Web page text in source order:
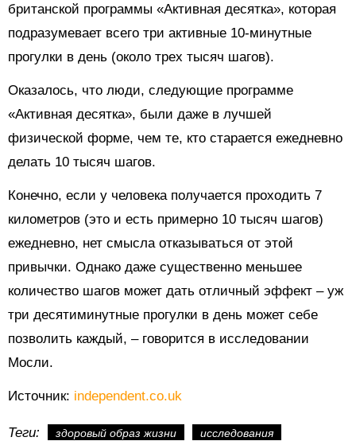
британской программы «Активная десятка», которая
подразумевает всего три активные 10-минутные
прогулки в день (около трех тысяч шагов).
Оказалось, что люди, следующие программе
«Активная десятка», были даже в лучшей
физической форме, чем те, кто старается ежедневно
делать 10 тысяч шагов.
Конечно, если у человека получается проходить 7
километров (это и есть примерно 10 тысяч шагов)
ежедневно, нет смысла отказываться от этой
привычки. Однако даже существенно меньшее
количество шагов может дать отличный эффект – уж
три десятиминутные прогулки в день может себе
позволить каждый, – говорится в исследовании
Мосли.
Источник: independent.co.uk
Теги: здоровый образ жизни исследования